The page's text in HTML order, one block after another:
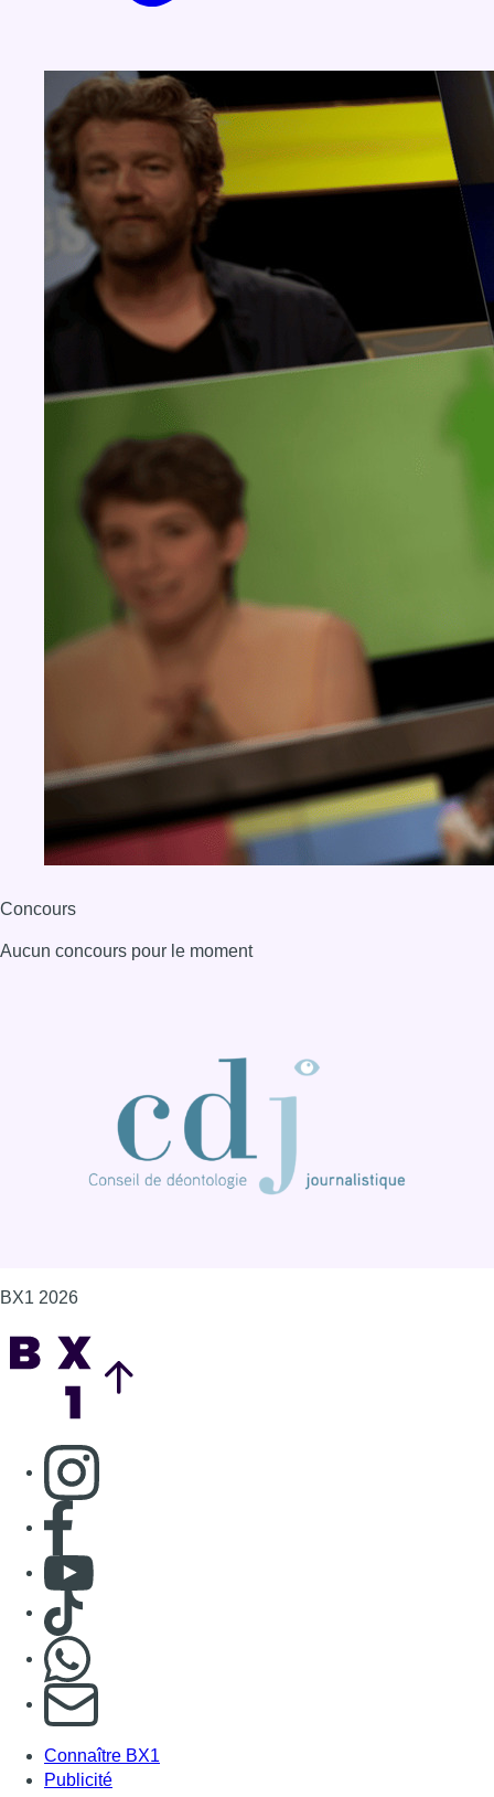
Concours
Aucun concours pour le moment
BX1 2026
Consulter page Instagram
Consulter page Facebook
Consulter Youtube
Consulter TikTok
S'abonner à notre newsletter
Connaître BX1
Publicité